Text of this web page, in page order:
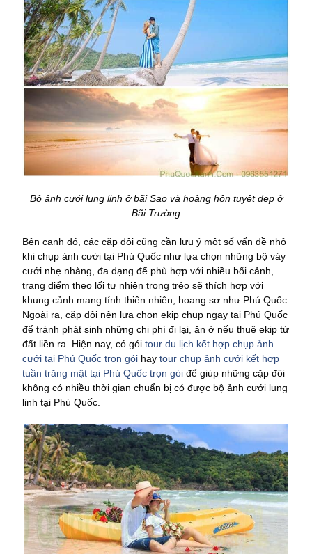
Bộ ảnh cưới lung linh ở bãi Sao và hoàng hôn tuyệt đẹp ở
Bãi Trường
Bên cạnh đó, các cặp đôi cũng cần lưu ý một số vấn đề nhỏ
khi chụp ảnh cưới tại Phú Quốc như lựa chọn những bộ váy
cưới nhẹ nhàng, đa dạng để phù hợp với nhiều bối cảnh,
trang điểm theo lối tự nhiên trong trẻo sẽ thích hợp với
khung cảnh mang tính thiên nhiên, hoang sơ như Phú Quốc.
Ngoài ra, cặp đôi nên lựa chọn ekip chụp ngay tại Phú Quốc
để tránh phát sinh những chi phí đi lại, ăn ở nếu thuê ekip từ
đất liền ra. Hiện nay, có gói tour du lịch kết hợp chụp ảnh
cưới tại Phú Quốc trọn gói hay tour chụp ảnh cưới kết hợp
tuần trăng mật tại Phú Quốc trọn gói để giúp những cặp đôi
không có nhiều thời gian chuẩn bị có được bộ ảnh cưới lung
linh tại Phú Quốc.